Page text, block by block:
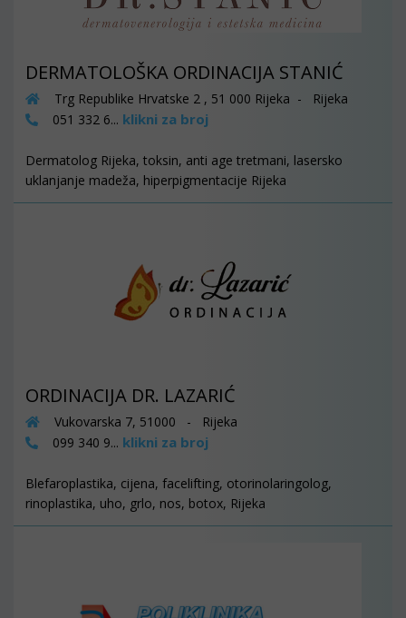
DERMATOLOŠKA ORDINACIJA STANIĆ
Trg Republike Hrvatske 2 , 51 000 Rijeka - Rijeka
051 332 6... klikni za broj
Dermatolog Rijeka, toksin, anti age tretmani, lasersko
uklanjanje madeža, hiperpigmentacije Rijeka
ORDINACIJA DR. LAZARIĆ
Vukovarska 7, 51000 - Rijeka
099 340 9... klikni za broj
Blefaroplastika, cijena, facelifting, otorinolaringolog,
rinoplastika, uho, grlo, nos, botox, Rijeka